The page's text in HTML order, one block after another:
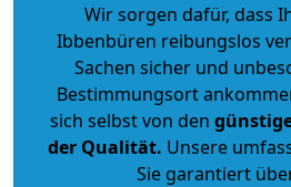
Wir sorgen dafür, dass
Ibbenbüren reibungslos
Sachen sicher und
Bestimmungsort
sich selbst von den
der Qualität. Unsere
Sie garantiert